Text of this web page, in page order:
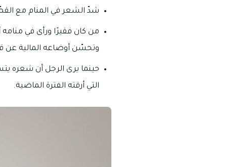
شدّ الشعر في المنام مع
من كان فقيرًا ورأى في
وتحسّن أوضاعه المالية عن
حينما يرى الرجل أن شعره
التي أرقته الفترة الماضية.